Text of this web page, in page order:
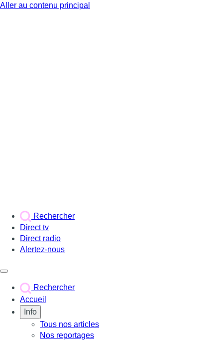
Aller au contenu principal
Rechercher
Direct tv
Direct radio
Alertez-nous
Rechercher
Accueil
Info
Tous nos articles
Nos reportages